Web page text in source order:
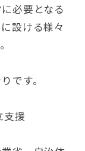
必要となる
設ける様々
です。
支援